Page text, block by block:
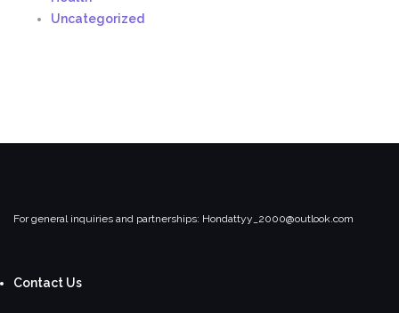
Uncategorized
For general inquiries and partnerships: Hondattyy_2000@outlook.com
Contact Us